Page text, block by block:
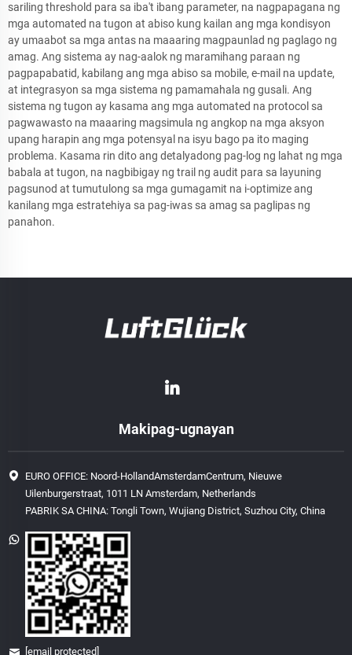
sariling threshold para sa iba't ibang parameter, na nagpapagana ng
mga automated na tugon at abiso kung kailan ang mga kondisyon
ay umaabot sa mga antas na maaaring magpaunlad ng paglago ng
amag. Ang sistema ay nag-aalok ng maramihang paraan ng
pagpapabatid, kabilang ang mga abiso sa mobile, e-mail na update,
at integrasyon sa mga sistema ng pamamahala ng gusali. Ang
sistema ng tugon ay kasama ang mga automated na protocol sa
pagwawasto na maaaring magsimula ng angkop na mga aksyon
upang harapin ang mga potensyal na isyu bago pa ito maging
problema. Kasama rin dito ang detalyadong pag-log ng lahat ng mga
babala at tugon, na nagbibigay ng trail ng audit para sa layuning
pagsunod at tumutulong sa mga gumagamit na i-optimize ang
kanilang mga estratehiya sa pag-iwas sa amag sa paglipas ng
panahon.
Makipag-ugnayan
EURO OFFICE: Noord-HollandAmsterdamCentrum, Nieuwe
Uilenburgerstraat, 1011 LN Amsterdam, Netherlands
PABRIK SA CHINA: Tongli Town, Wujiang District, Suzhou City, China
[email protected]